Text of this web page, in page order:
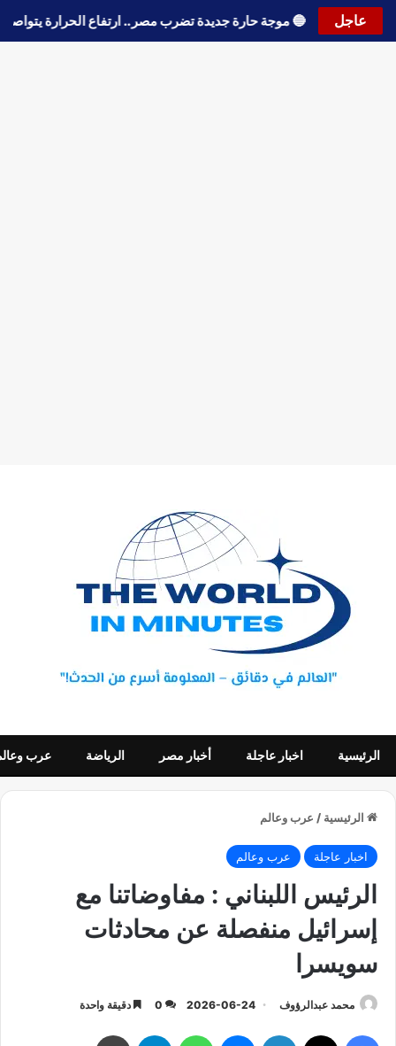
عاجل 🔵موجة حارة جديدة تضرب مصر.. ارتفاع الحرارة
الرئيسية اخبار عاجلة أخبار مصر الرياضة عرب
الرئيسية / عرب وعالم
اخبار عاجلة عرب وعالم
الرئيس اللبناني : مفاوضاتنا مع
إسرائيل منفصلة عن محادثات
سويسرا
محمد عبدالرؤوف 2026-06-24
0 دقيقة واحدة